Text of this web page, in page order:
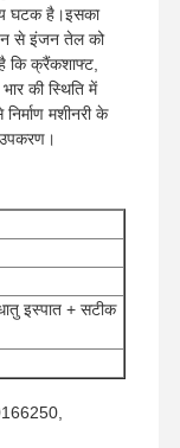
घटक है।इसका
से इंजन तेल को
कि क्रैंकशाफ्ट,
की स्थिति में
मशीनरी के
इस्पात + सटीक
टीएनटी/